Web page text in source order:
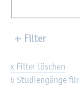
Filter
6 Stu­di­en­gän­ge
x Filter löschen